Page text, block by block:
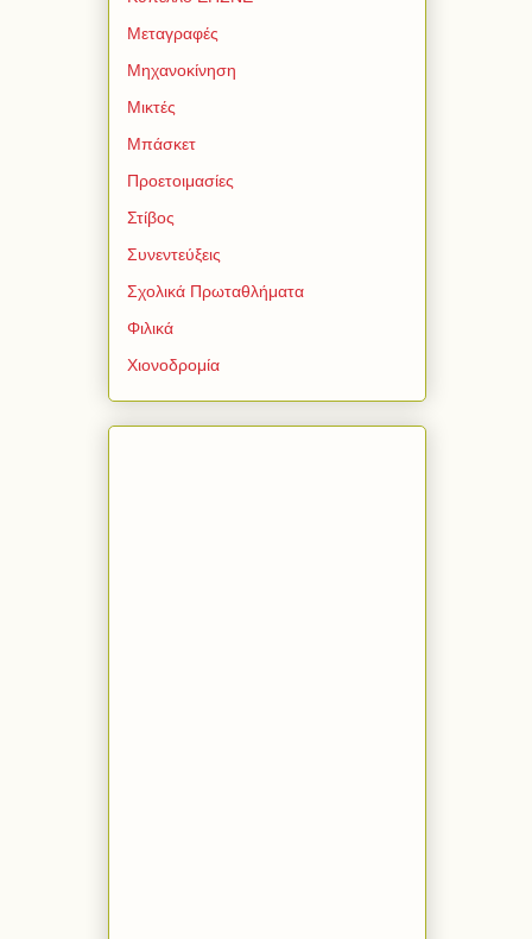
Μεταγραφές
Μηχανοκίνηση
Μικτές
Μπάσκετ
Προετοιμασίες
Στίβος
Συνεντεύξεις
Σχολικά Πρωταθλήματα
Φιλικά
Χιονοδρομία